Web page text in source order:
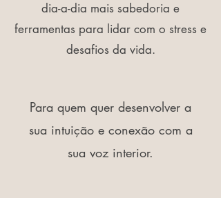
dia-a-dia mais sabedoria e
ferramentas para lidar com o stress e
desafios da vida.
Para quem quer desenvolver a
sua intuição e conexão com a
sua voz interior.